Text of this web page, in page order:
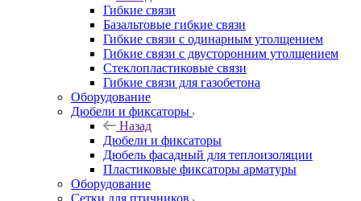
Гибкие связи
Базальтовые гибкие связи
Гибкие связи с одинарным утолщением
Гибкие связи с двусторонним утолщением
Стеклопластиковые связи
Гибкие связи для газобетона
Оборудование
Дюбели и фиксаторы
Назад
Дюбели и фиксаторы
Дюбель фасадный для теплоизоляции
Пластиковые фиксаторы арматуры
Оборудование
Сетки для птичников